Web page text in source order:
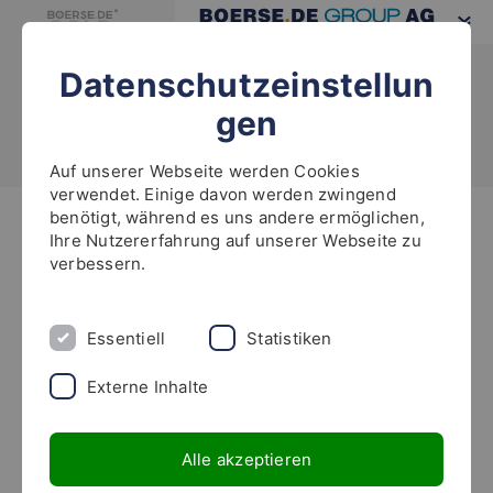
Highlights
boerse.de-Fonds im Juli!
Auch im Juli hat es den Börsen an einer
Datenschutzeinstellun
gen
Auf unserer Webseite werden Cookies
verwendet. Einige davon werden zwingend
benötigt, während es uns andere ermöglichen,
Ihre Nutzererfahrung auf unserer Webseite zu
verbessern.
Essentiell Statistiken
Externe Inhalte
Alle akzeptieren